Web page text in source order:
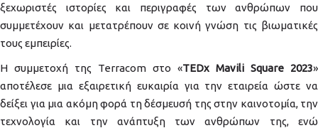
ξεχωριστές ιστορίες και περιγραφές των ανθρώπων που
συμμετέχουν και μετατρέπουν σε κοινή γνώση τις βιωματικές
τους εμπειρίες.
Η συμμετοχή της Terracom στο «TEDx Mavili Square 2023»
αποτέλεσε μια εξαιρετική ευκαιρία για την εταιρεία ώστε να
δείξει για μια ακόμη φορά τη δέσμευσή της στην καινοτομία, την
τεχνολογία και την ανάπτυξη των ανθρώπων της, ενώ